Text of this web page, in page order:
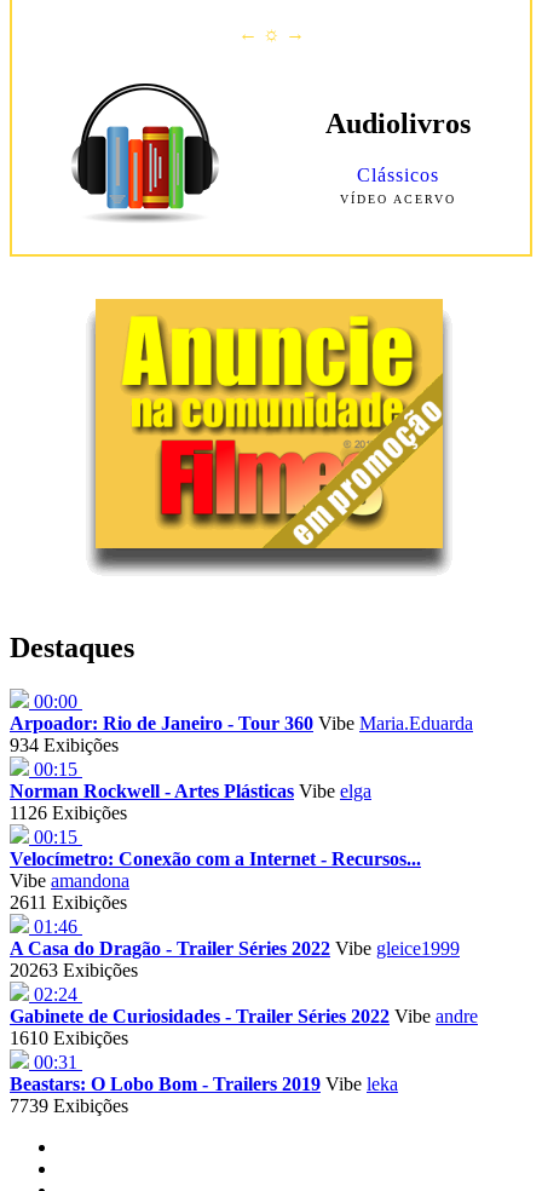
← ☼ →
Audiolivros
Clássicos
VÍDEO ACERVO
Destaques
00:00
Arpoador: Rio de Janeiro - Tour 360 Vibe Maria.Eduarda
934 Exibições
00:15
Norman Rockwell - Artes Plásticas Vibe elga
1126 Exibições
00:15
Velocímetro: Conexão com a Internet - Recursos...
Vibe amandona
2611 Exibições
01:46
A Casa do Dragão - Trailer Séries 2022 Vibe gleice1999
20263 Exibições
02:24
Gabinete de Curiosidades - Trailer Séries 2022 Vibe andre
1610 Exibições
00:31
Beastars: O Lobo Bom - Trailers 2019 Vibe leka
7739 Exibições